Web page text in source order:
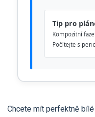
Tip pro
Kompozitní
Počítejte s
Chcete mít perfektně